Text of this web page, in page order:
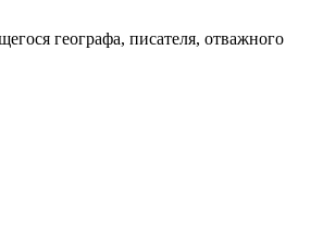
географа, писателя, отважного